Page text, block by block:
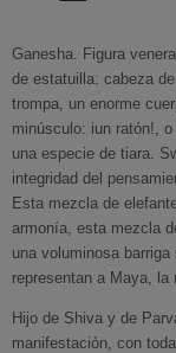
Ganesha. Figura
de estatuilla: cabeza
trompa, un enorme
minúsculo: iun ratón!,
una especie de tiara.
integridad del
Esta mezcla de
armonía, esta mezcla
una voluminosa
representan a Maya, la
Hijo de Shiva y de
manifestación, con